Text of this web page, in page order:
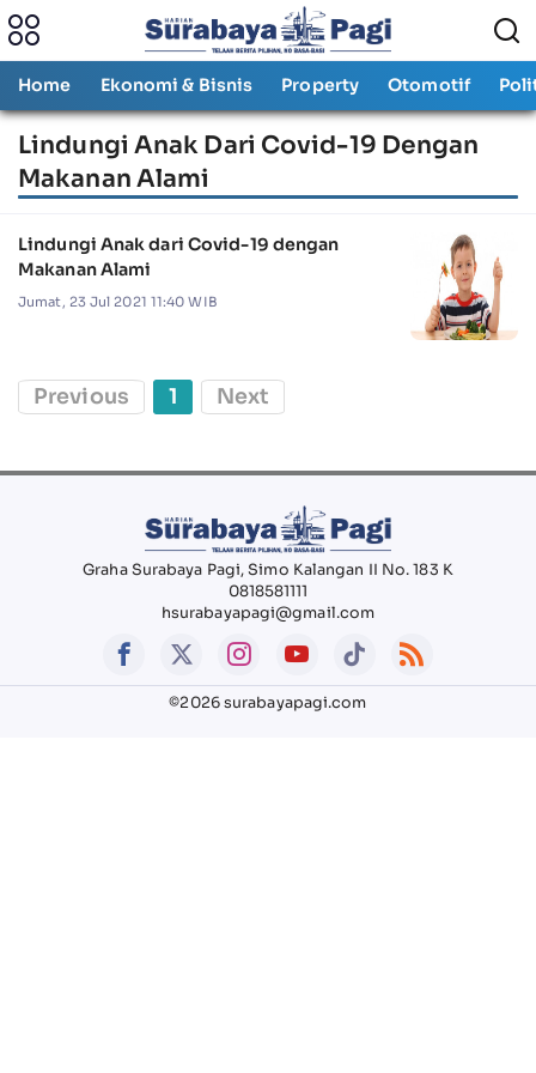
Home Ekonomi & Bisnis Property Otomotif
Lindungi Anak Dari Covid-19 Dengan
Makanan Alami
Lindungi Anak dari Covid-19 dengan
Makanan Alami
Jumat, 23 Jul 2021 11:40 WIB
Previous 1 Next
Graha Surabaya Pagi, Simo Kalangan II No. 183 K
0818581111
hsurabayapagi@gmail.com
©2026 surabayapagi.com